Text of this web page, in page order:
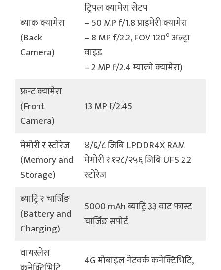
ब्याक क्यामेरा
(Back
Camera)
ट्रिपल क्यामेरा सेटप
– 50 MP f/1.8 प्राइमेरी क्यामेरा
– 8 MP f/2.2, FOV 120० अल्ट्रा
वाइड
– 2 MP f/2.4 म्याक्रो क्यामेरा)
फ्रन्ट क्यामेरा
(Front
Camera)
13 MP f/2.45
मेमोरी र स्टोरेज
(Memory and
Storage)
४/६/८ जिबि LPDDR4X RAM
मेमोरी र १२८/२५६ जिबि UFS 2.2
स्टोरेज
ब्याट्रि र चार्जिङ
(Battery and
Charging)
5000 mAh ब्याट्रि ३३ वाट फास्ट
चार्जिङ सपोर्ट
वायरलेस
4G मोबाइल नेटवर्क कनेक्टिभिटि,